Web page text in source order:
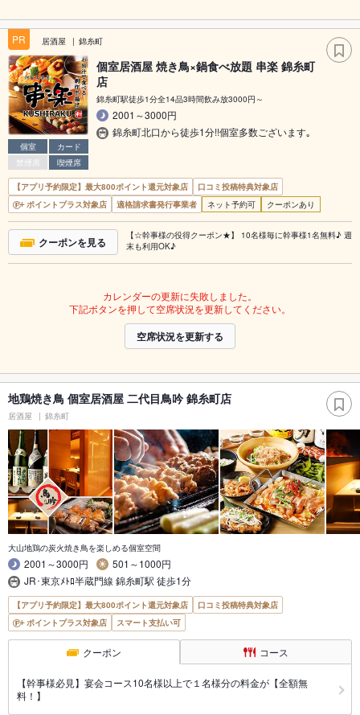
PR 居酒屋 錦糸町
個室
カード
禁煙席
喫煙席
個室居酒屋 焼き鳥×鍋食べ放題 串楽 錦糸町
店
錦糸町駅徒歩1分全14品3時間飲み放3000円～
2001～3000円
錦糸町北口から徒歩1分!!個室多数ございます｡
【アプリ予約限定】最大800ポイント還元対象店
口コミ投稿特典対象店
ポイントプラス対象店
適格請求書発行事業者 ネット予約可 クーポンあり
クーポンを見る
【☆幹事様の役得クーポン★】 10名様毎に幹事様1名無料♪ 週
末も利用OK♪
カレンダーの更新に失敗しました。
下記ボタンを押して空席状況を更新してください。
空席状況を更新する
地鶏焼き鳥 個室居酒屋 二代目鳥吟 錦糸町店
居酒屋 錦糸町
大山地鶏の炭火焼き鳥を楽しめる個室空間
2001～3000円
501～1000円
JR･東京ﾒﾄﾛ半蔵門線 錦糸町駅 徒歩1分
【アプリ予約限定】最大800ポイント還元対象店
口コミ投稿特典対象店
ポイントプラス対象店
スマート支払い可
クーポン コース
【幹事様必見】宴会コース10名様以上で１名様分の料金が【全額無
料！】